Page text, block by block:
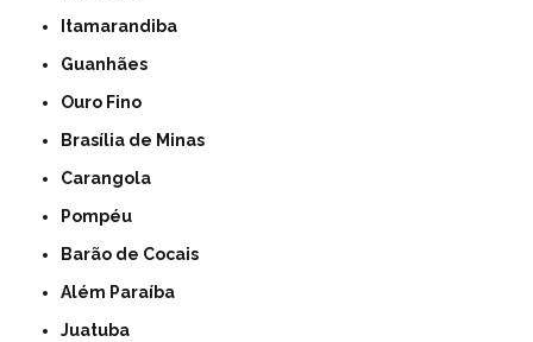
Itamarandiba
Guanhães
Ouro Fino
Brasília de Minas
Carangola
Pompéu
Barão de Cocais
Além Paraíba
Juatuba